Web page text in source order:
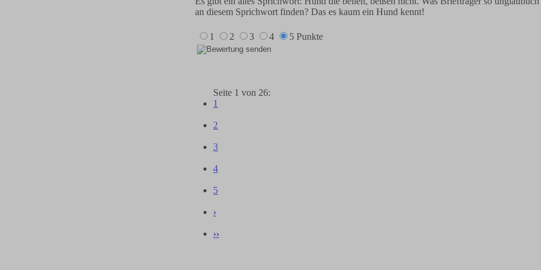
an diesem Sprichwort finden? Das es kaum ein Hund kennt!
1 2 3 4 5 Punkte
Seite 1 von 26:
1
2
3
4
5
›
››